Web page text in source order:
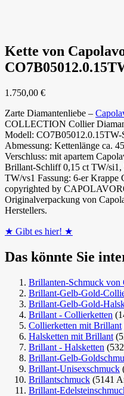
Kette von
1.750,00 €
Zarte Diamantenliebe –
COLLECTION Collier
Modell:
Abmessung: Kettenlänge ca.
Verschluss: mit apartem
Brillant-Schliff 0,15 ct TW/
TW/vs1 Fassung: 6-er Krappe
copyrighted by
Originalverpackung von
Herstellers.
★ Gibt es hier! ★
Das könnte Sie
Brillanten-Schmuck von
Brillant-Gelb-Gold-
Brillant-Gelb-Gold-
Brillant - Collierketten
Collierketten mit Brillant
Halsketten mit Brillant
Brillant - Halsketten
Brillant-Gelb-
Brillant-Unisexschmuck
Brillantschmuck (5141
Brillant-